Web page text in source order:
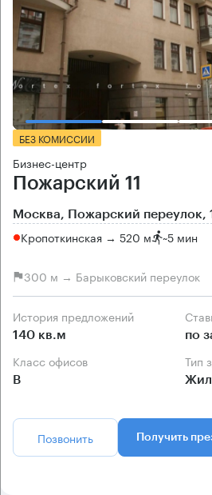
БЕЗ КОМИССИИ
Бизнес-центр
Пожарский 11
Москва, Пожарский переулок,
Кропоткинская → 520 м ~5 мин
300 м → Барыковский переулок
История предложений
140 кв.м по
Класс офисов
B
Тип
Позвонить Получить